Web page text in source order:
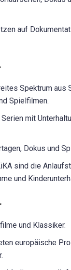
auf
Spektrum aus
Spielfilmen.
mit
Dokus und
sind die
und
und Klassiker.
europäische